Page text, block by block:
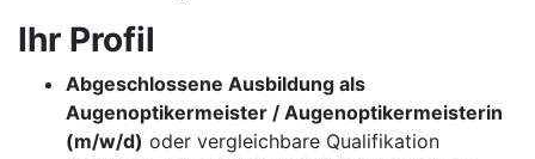
Ihr Profil
Abgeschlossene Ausbildung als
Augenoptikermeister / Augenoptikermeisterin
(m/w/d) oder vergleichbare Qualifikation